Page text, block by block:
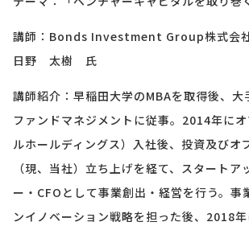
講師：Bonds Investment Group株式会
日野 太樹 氏
講師紹介：早稲田大学のMBAを取得後、大
ファンドマネジメントに従事。2014年に
ルホールディングス）入社後、投資及びオ
（現、当社）立ち上げを経て、スタートア
ー・CFOとして事業創出・経営を行う。事
ンイノベーション戦略を担った後、2018